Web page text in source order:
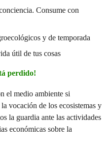
Consume con
y de temporada
útil de tus cosas
perdido!
el medio ambiente si
vocación de los ecosistemas y
la guardia ante las actividades
económicas sobre la